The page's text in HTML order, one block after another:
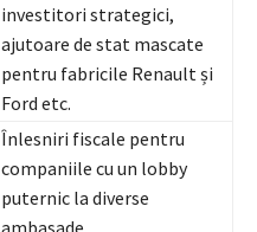
investitori strategici,
ajutoare de stat mascate
pentru fabricile Renault și
Ford etc.
Înlesniri fiscale pentru
companiile cu un lobby
puternic la diverse
ambasade